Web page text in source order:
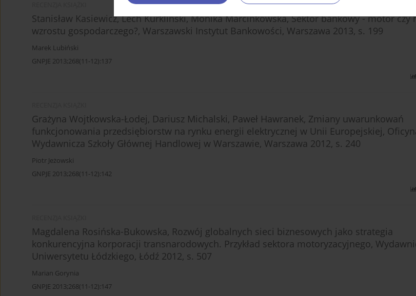
Stanisław Kasiewicz, Lech Kurkliński, Monika Marcinkowska, Sektor bankowy - motor czy
wzrostu gospodarczego?, Warszawski Instytut Bankowości, Warszawa 2013, s. 199
Marek Lubiński
GNPJE 2013;268(11-12):137
Grażyna Wojtkowska-Łodej, Dariusz Michalski, Paweł Hawranek, Zmiany uwarunkowań
funkcjonowania przedsiębiorstw na rynku energii elektrycznej w Unii Europejskiej,
Wydawnicza Szkoły Głównej Handlowej w Warszawie, Warszawa 2012, s. 240
Piotr Jeżowski
GNPJE 2013;268(11-12):142
Magdalena Rosińska-Bukowska, Rozwój globalnych sieci biznesowych jako strategia
konkurencyjna korporacji transnarodowych. Przykład sektora motoryzacyjnego,
Uniwersytetu Łódzkiego, Łódź 2012, s. 507
Marian Gorynia
GNPJE 2013;268(11-12):147